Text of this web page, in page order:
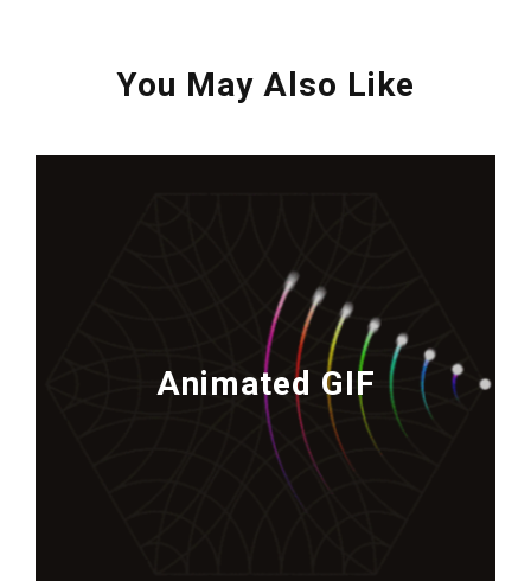
You May Also Like
Animated GIF